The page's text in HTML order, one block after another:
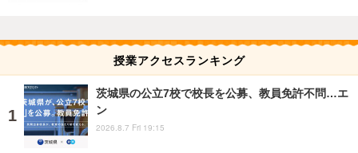
授業アクセスランキング
茨城県の公立7校で校長を公募、教員免許不問…エ
ン
2026.8.7 Fri 19:15